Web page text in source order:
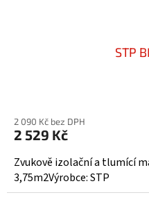
STP
2 090 Kč bez DPH
2 529 Kč
Zvukově izolační a tlumící
3,75m2Výrobce: STP